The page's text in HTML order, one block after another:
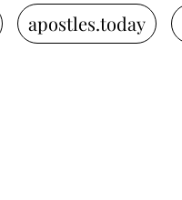
apostles.today